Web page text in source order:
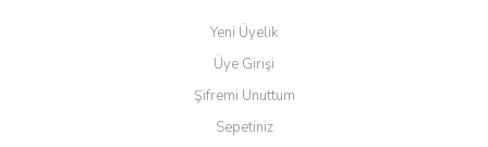
Yeni Üyelik
Üye Girişi
Şifremi Unuttum
Sepetiniz